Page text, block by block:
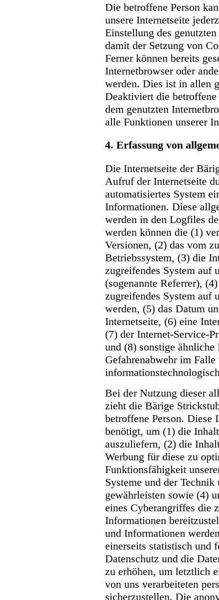
Die betroffene Person
unsere Internetseite
Einstellung des
damit der Setzung von
Ferner können bereits
Internetbrowser oder
werden. Dies ist in allen
Deaktiviert die
dem genutzten
alle Funktionen unserer
4. Erfassung von
Die Internetseite der
Aufruf der Internetseite
automatisiertes System
Informationen. Diese
werden in den Logfiles
werden können die (1)
Versionen, (2) das vom
Betriebssystem, (3) die
zugreifendes System auf
(sogenannte Referrer),
zugreifendes System auf
werden, (5) das Datum
Internetseite, (6) eine
(7) der Internet-Service-
und (8) sonstige
Gefahrenabwehr im
Bei der Nutzung dieser
zieht die Bärige
betroffene Person. Diese
benötigt, um (1) die
auszuliefern, (2) die
Werbung für diese zu
Funktionsfähigkeit
Systeme und der
gewährleisten sowie (4)
eines Cyberangriffes die
Informationen
und Informationen
einerseits statistisch und
Datenschutz und die
zu erhöhen, um letztlich
von uns verarbeiteten
sicherzustellen. Die